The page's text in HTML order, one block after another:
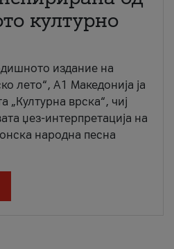
културно
издание на
лето“, А1 Македонија ја
„Културна врска“, чиј
џез-интерпретација на
народна песна